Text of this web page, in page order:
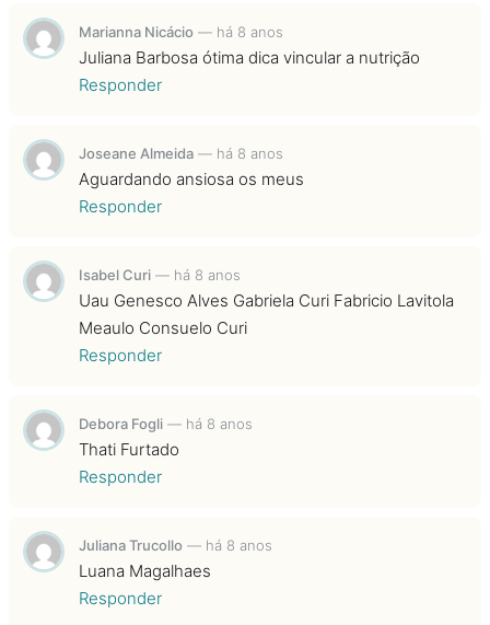
Marianna Nicácio — há 8 anos
Juliana Barbosa ótima dica vincular a nutrição
Responder
Joseane Almeida — há 8 anos
Aguardando ansiosa os meus
Responder
Isabel Curi — há 8 anos
Uau Genesco Alves Gabriela Curi Fabricio Lavitola
Meaulo Consuelo Curi
Responder
Debora Fogli — há 8 anos
Thati Furtado
Responder
Juliana Trucollo — há 8 anos
Luana Magalhaes
Responder